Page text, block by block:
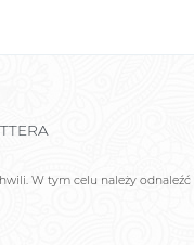
W tym celu należy odnaleźć